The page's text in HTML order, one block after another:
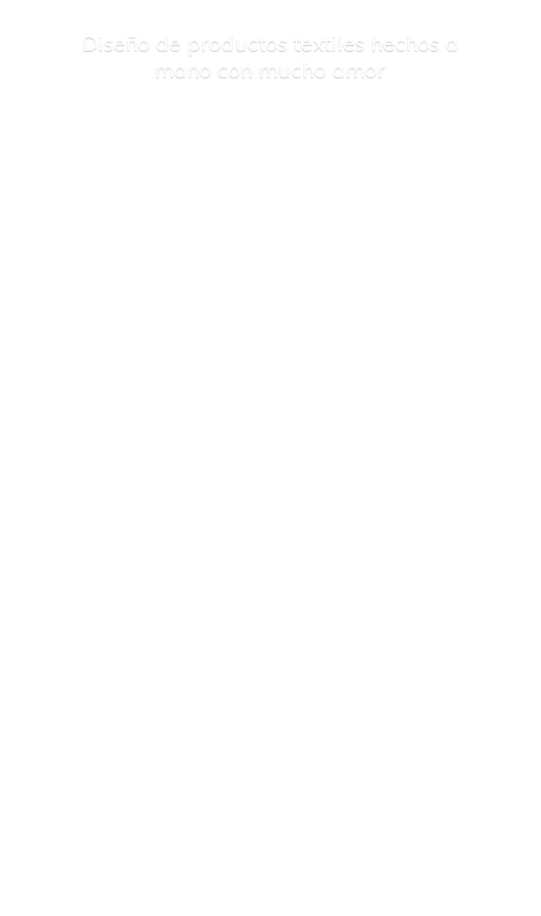
Diseño de productos textiles hechos a
mano con mucho amor